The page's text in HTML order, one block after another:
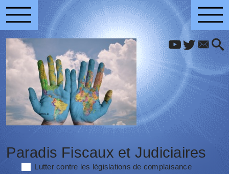
Paradis Fiscaux et Judiciaires
Lutter contre les législations de complaisance